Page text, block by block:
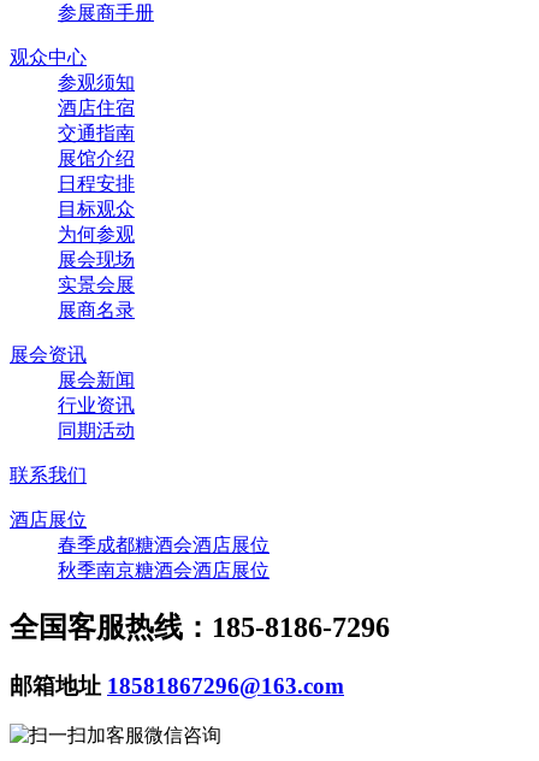
参展商手册
观众中心
参观须知
酒店住宿
交通指南
展馆介绍
日程安排
目标观众
为何参观
展会现场
实景会展
展商名录
展会资讯
展会新闻
行业资讯
同期活动
联系我们
酒店展位
春季成都糖酒会酒店展位
秋季南京糖酒会酒店展位
全国客服热线：185-8186-7296
邮箱地址 18581867296@163.com